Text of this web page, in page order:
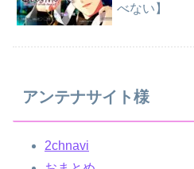
べない】
アンテナサイト様
2chnavi